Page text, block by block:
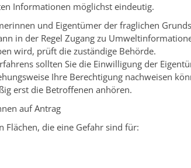
Informationen möglichst eindeutig.
und Eigentümer der fraglichen
in der Regel Zugang zu
wird, prüft die zuständige Behörde.
sollten Sie die Einwilligung der
Ihre Berechtigung nachweisen
erst die Betroffenen anhören.
auf Antrag
Flächen, die eine Gefahr sind für: